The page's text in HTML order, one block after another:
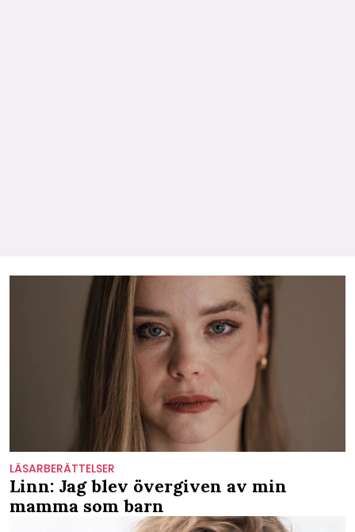
LÄSARBERÄTTELSER
Linn: Jag blev övergiven av min
mamma som barn